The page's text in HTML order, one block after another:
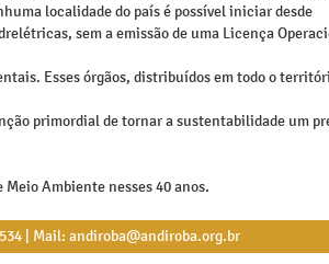
localidade do país é possível iniciar desde
sem a emissão de uma Licença
Esses órgãos, distribuídos em todo o
primordial de tornar a sustentabilidade um
Ambiente nesses 40 anos.
| Mail: andiroba@andiroba.org.br